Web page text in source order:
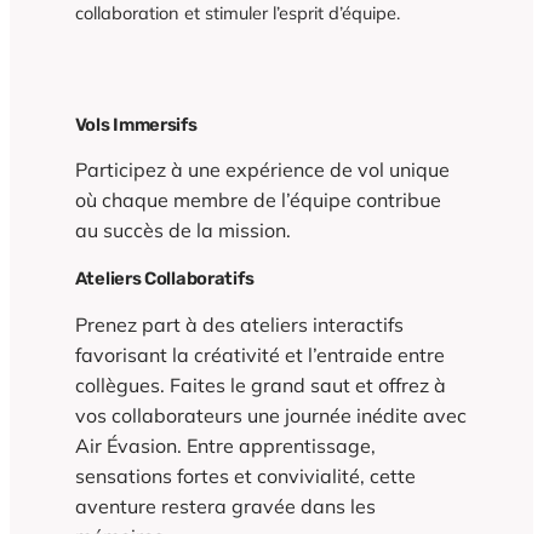
collaboration et stimuler l’esprit d’équipe.
Vols Immersifs
Participez à une expérience de vol unique
où chaque membre de l’équipe contribue
au succès de la mission.
Ateliers Collaboratifs
Prenez part à des ateliers interactifs
favorisant la créativité et l’entraide entre
collègues. Faites le grand saut et offrez à
vos collaborateurs une journée inédite avec
Air Évasion. Entre apprentissage,
sensations fortes et convivialité, cette
aventure restera gravée dans les